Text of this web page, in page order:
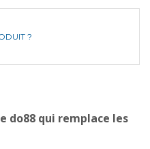
?
do88 qui remplace les